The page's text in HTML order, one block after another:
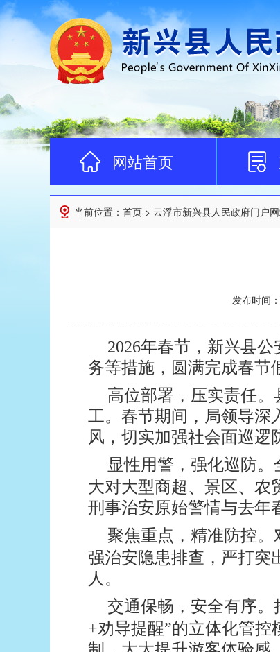
网站首页
当前位置： 首页 > 云浮市新兴县人民政府门户
发布时间：
2026年春节，新兴县
务等措施， 圆满完成春节
高位部署，压实责任。
工。春节期间，局领导深
风，切实加强社会面巡逻
显性用警，强化巡防。
大对大型商超、景区、农
刑事治安原始警情与去年
聚焦重点，精准防控。
强治安隐患排查，严打突
人。
交通保畅， 安全有序。
+劝导提醒”的立体化管